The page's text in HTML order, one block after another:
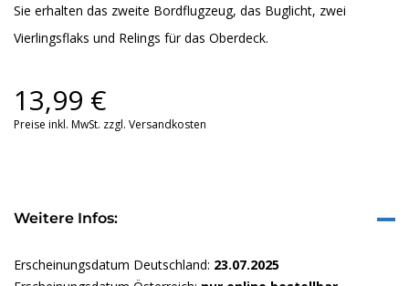
Sie erhalten das zweite Bordflugzeug, das Buglicht, zwei
Vierlingsflaks und Relings für das Oberdeck.
13,99 €
Preise inkl. MwSt. zzgl. Versandkosten
Weitere Infos:
Erscheinungsdatum Deutschland: 23.07.2025